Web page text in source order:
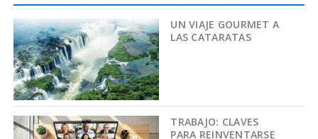
UN VIAJE GOURMET A
LAS CATARATAS
TRABAJO: CLAVES
PARA REINVENTARSE